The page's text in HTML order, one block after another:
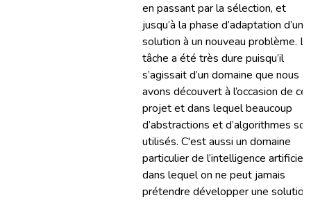
en passant par la sélection, et
jusqu’à la phase d’adaptation d’une
solution à un nouveau problème. La
tâche a été très dure puisqu’il
s’agissait d’un domaine que nous
avons découvert à l’occasion de ce
projet et dans lequel beaucoup
d’abstractions et d’algorithmes
utilisés. C'est aussi un domaine
particulier de l’intelligence
dans lequel on ne peut jamais
prétendre développer une solution